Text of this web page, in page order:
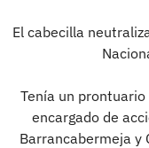
El cabecilla
Tenía un
encargado de
Barrancabermeja y